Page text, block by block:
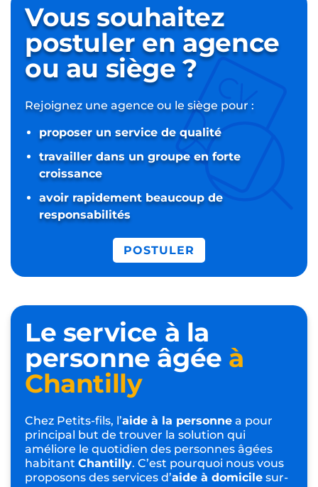
Vous souhaitez
postuleren agence
ou au siège ?
Rejoignez une agence ou le siège pour :
proposer un service de qualité
travailler dans un groupe en forte
croissance
avoir rapidement beaucoup de
responsabilités
POSTULER
Le service à la
personne âgée à
Chantilly
Chez Petits-fils, l’aide à la personne a pour
principal but de trouver la solution qui
améliore le quotidien des personnes âgées
habitant Chantilly. C’est pourquoi nous vous
proposons des services d’aide à domicile sur-